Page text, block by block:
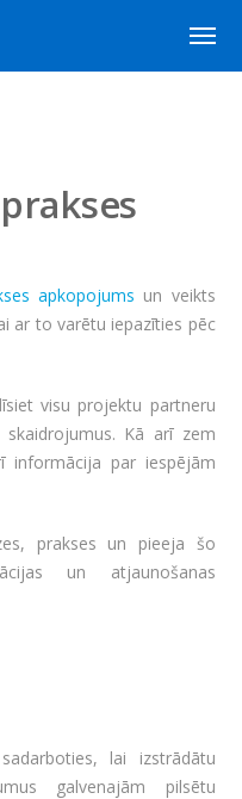
apkopojums un veikts
ar to varētu iepazīties pēc
visu projektu partneru
Kā arī zem
informācija par iespējām
prakses un pieeja šo
un atjaunošanas
lai izstrādātu
galvenajām pilsētu